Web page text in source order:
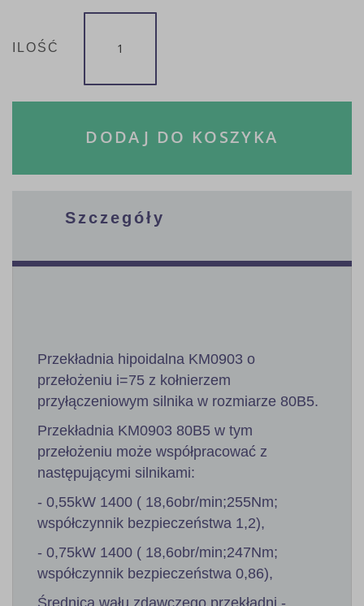
ILOŚĆ
DODAJ DO KOSZYKA
Szczegóły
Przekładnia hipoidalna KM0903 o
przełożeniu i=75 z kołnierzem
przyłączeniowym silnika w rozmiarze 80B5.
Przekładnia KM0903 80B5 w tym
przełożeniu może współpracować z
następującymi silnikami:
- 0,55kW 1400 ( 18,6obr/min;255Nm;
współczynnik bezpieczeństwa 1,2),
- 0,75kW 1400 ( 18,6obr/min;247Nm;
współczynnik bezpieczeństwa 0,86),
Średnica wału zdawczego przekładni -